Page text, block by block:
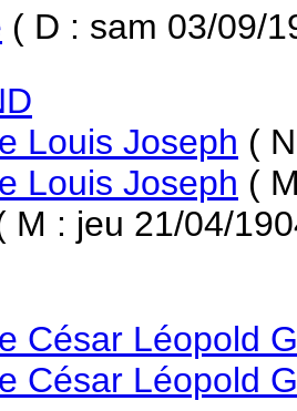
( D : sam 03/09/
Louis Joseph (
Louis Joseph (
M : jeu 21/04/
César Léopold
César Léopold